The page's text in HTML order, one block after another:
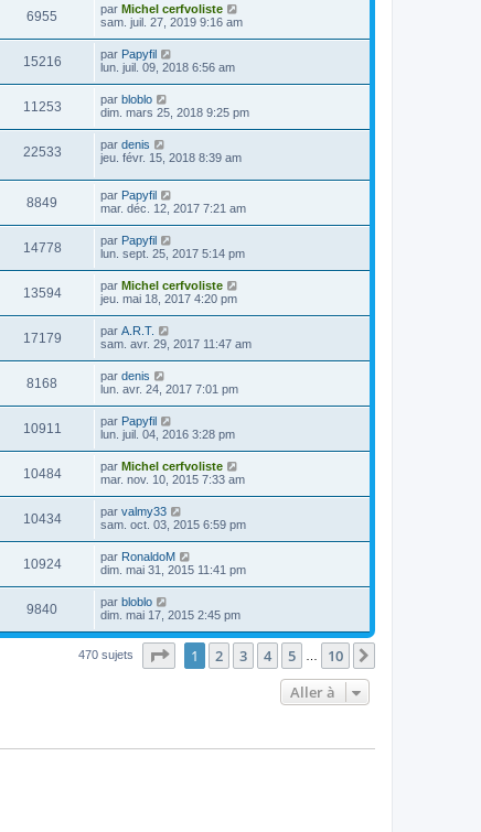
6955 par Michel cerfvoliste
sam. juil. 27, 2019 9:16 am
15216 par Papyfil
lun. juil. 09, 2018 6:56 am
11253 par bloblo
dim. mars 25, 2018 9:25 pm
22533 par denis
jeu. févr. 15, 2018 8:39 am
8849 par Papyfil
mar. déc. 12, 2017 7:21 am
14778 par Papyfil
lun. sept. 25, 2017 5:14 pm
13594 par Michel cerfvoliste
jeu. mai 18, 2017 4:20 pm
17179 par A.R.T.
sam. avr. 29, 2017 11:47 am
8168 par denis
lun. avr. 24, 2017 7:01 pm
10911 par Papyfil
lun. juil. 04, 2016 3:28 pm
10484 par Michel cerfvoliste
mar. nov. 10, 2015 7:33 am
10434 par valmy33
sam. oct. 03, 2015 6:59 pm
10924 par RonaldoM
dim. mai 31, 2015 11:41 pm
9840 par bloblo
dim. mai 17, 2015 2:45 pm
470 sujets Page sur10
1 2 3 4 5 … 10
Aller à